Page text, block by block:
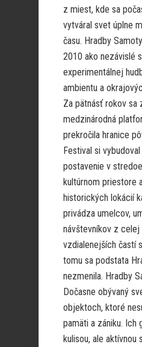
z miest, kde sa
vytváral svet úplne
času. Hradby
2010 ako nezávislé
experimentálnej
ambientu a
Za pätnásť rokov sa
medzinárodná
prekročila hranice
Festival si
postavenie v
kultúrnom priestore
historických lokácií
privádza umelcov,
návštevníkov z celej
vzdialenejších častí
tomu sa podstata
nezmenila. Hradby
Dočasne obývaný
objektoch, ktoré
pamäti a zániku. Ich
kulisou, ale aktívnou